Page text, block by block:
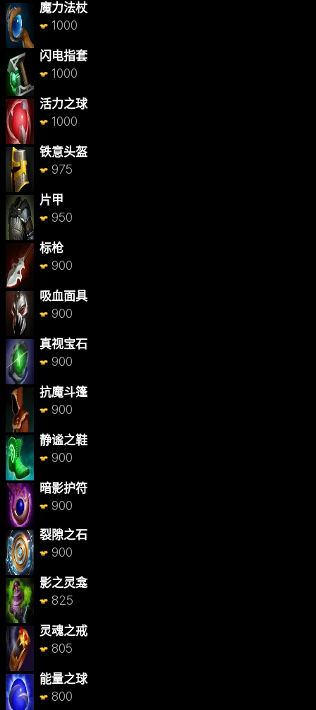
魔力法杖
1000
闪电指套
1000
活力之球
1000
铁意头盔
975
片甲
950
标枪
900
吸血面具
900
真视宝石
900
抗魔斗篷
900
静谧之鞋
900
暗影护符
900
裂隙之石
900
影之灵龛
825
灵魂之戒
805
能量之球
800